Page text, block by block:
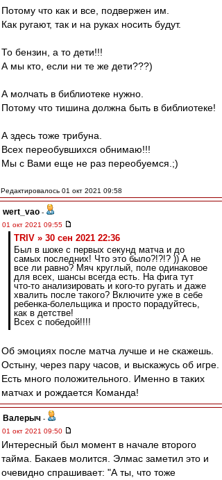
Потому что как и все, подвержен им.
Как ругают, так и на руках носить будут.
То бензин, а то дети!!!
А мы кто, если ни те же дети???)
А молчать в библиотеке нужно.
Потому что тишина должна быть в библиотеке!
А здесь тоже трибуна.
Всех переобувшихся обнимаю!!!
Мы с Вами еще не раз переобуемся.;)
Редактировалось 01 окт 2021 09:58
wert_vao -
01 окт 2021 09:55
TRIV » 30 сен 2021 22:36
Был в шоке с первых секунд матча и до
самых последних! Что это было?!?!? )) А не
все ли равно? Мяч круглый, поле одинаковое
для всех, шансы всегда есть. На фига тут
что-то анализировать и кого-то ругать и даже
хвалить после такого? Включите уже в себе
ребенка-болельщика и просто порадуйтесь,
как в детстве!
Всех с победой!!!!
Об эмоциях после матча лучше и не скажешь.
Остыну, через пару часов, и выскажусь об игре.
Есть много положительного. Именно в таких
матчах и рождается Команда!
Валерыч -
01 окт 2021 09:50
Интересный был момент в начале второго
тайма. Бакаев молится. Элмас заметил это и
очевидно спрашивает: "А ты, что тоже